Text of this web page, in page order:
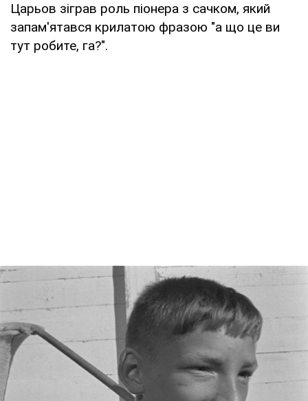
Царьов зіграв роль піонера з сачком, який
запам'ятався крилатою фразою "а що це ви
тут робите, га?".